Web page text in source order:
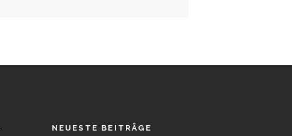
NEUESTE BEITRÄGE